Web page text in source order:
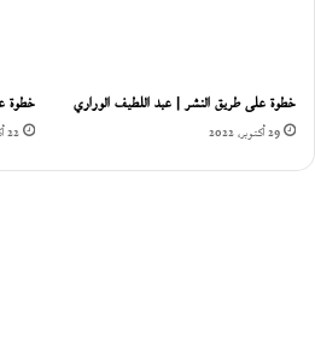
خطوة على طريق النشر | عبد اللطيف الوراري
29 أكتوبر، 2022
خطوة
22 أكتوبر، 2022